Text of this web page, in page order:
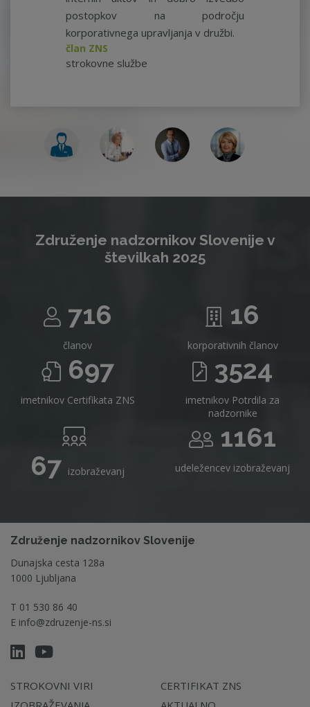
postopkov na področju
korporativnega upravljanja v družbi.
član ZNS
strokovne službe
Združenje nadzornikov Slovenije v
številkah 2025
716
članov
16
korporativnih članov
697
imetnikov Certifikata ZNS
3524
imetnikov Potrdila za
nadzornike
67 izobraževanj
1161
udeležencev izobraževanj
Združenje nadzornikov Slovenije
Dunajska cesta 128a
1000 Ljubljana
T 01 530 86 40
E info@zdruzenje-ns.si
STROKOVNI VIRI
CERTIFIKAT ZNS